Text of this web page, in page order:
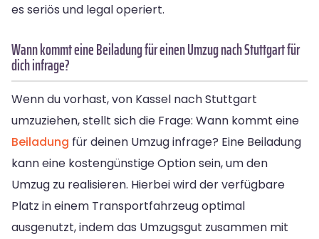
es seriös und legal operiert.
Wann kommt eine Beiladung für einen Umzug nach Stuttgart für
dich infrage?
Wenn du vorhast, von Kassel nach Stuttgart
umzuziehen, stellt sich die Frage: Wann kommt eine
Beiladung für deinen Umzug infrage? Eine Beiladung
kann eine kostengünstige Option sein, um den
Umzug zu realisieren. Hierbei wird der verfügbare
Platz in einem Transportfahrzeug optimal
ausgenutzt, indem das Umzugsgut zusammen mit